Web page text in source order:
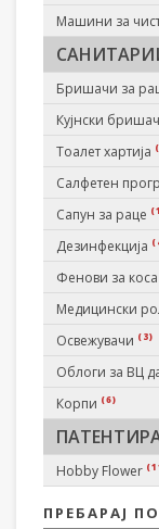
Машини за
Бришачи за
Кујнски
Тоалет хартија
Салфетен
Сапун за раце
Дезинфекција
Фенови за коса
Медицински
Освежувачи (3)
Облоги за ВЦ
Корпи (6)
Hobby Flower
ПРЕБАРАЈ